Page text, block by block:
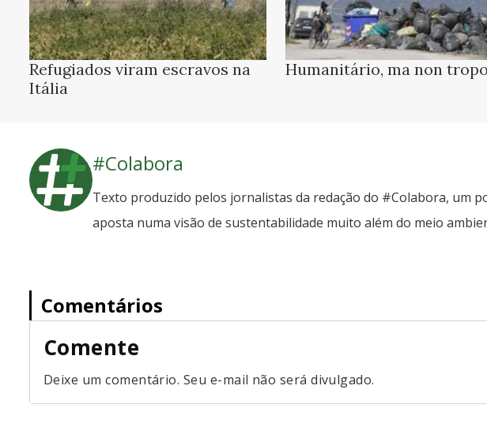
Refugiados viram escravos na
Itália
Humanitário, ma non tropo
#Colabora
Texto produzido pelos jornalistas da redação do #Colabora, um
aposta numa visão de sustentabilidade muito além do meio
Comentários
Comente
Deixe um comentário. Seu e-mail não será divulgado.